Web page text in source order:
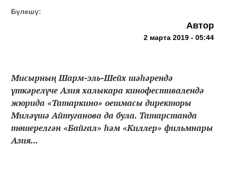
Бүлешү:
Автор
2 марта 2019 - 05:44
Мисырның Шарм-эль-Шейх шәһәрендә
үткәрелүче Азия халыкара кинофестивалендә
жюрида «Татаркино» оешмасы директоры
Миләүшә Айтуганова да була. Татарстанда
төшерелгән «Байгал» һәм «Киллер» фильмнары
Азия...